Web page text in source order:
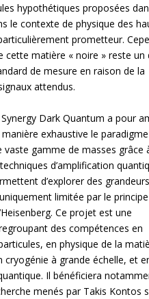
hypothétiques proposées
le contexte de physique des
prometteur.
cette matière « noire » reste un
de mesure en raison de la
attendus.
Dark Quantum a pour
manière exhaustive le
vaste gamme de masses grâce
d’amplification
d’explorer des
limitée par le principe
Ce projet est une
des compétences en
en physique de la
cryogénie à grande échelle, et
Il bénéficiera
menés par Takis Kontos